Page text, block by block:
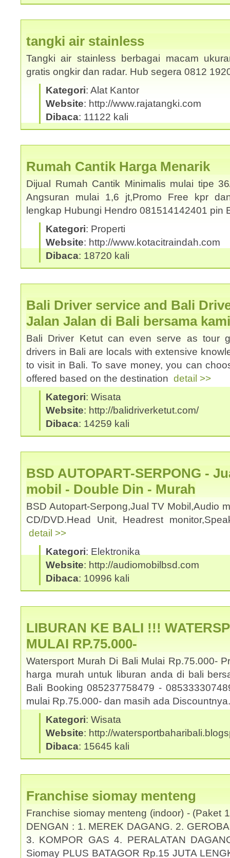
tangki air stainless
Tangki air stainless berbagai macam
gratis ongkir dan radar. Hub segera 0812
Kategori: Alat Kantor
Website: http://www.rajatangki.com
Dibaca: 11122 kali
Rumah Cantik Harga Menarik
Dijual Rumah Cantik Minimalis mulai tipe
Angsuran mulai 1,6 jt,Promo Free kpr
lengkap Hubungi Hendro 081514142401
Kategori: Properti
Website: http://www.kotacitraindah.com
Dibaca: 18720 kali
Bali Driver service and Bali
Jalan Jalan di Bali bersama kami
Bali Driver Ketut can even serve as tour
drivers in Bali are locals with extensive
to visit in Bali. To save money, you can
offered based on the destination detail >>
Kategori: Wisata
Website: http://balidriverketut.com/
Dibaca: 14259 kali
BSD AUTOPART-SERPONG -
mobil - Double Din - Murah
BSD Autopart-Serpong,Jual TV Mobil,Audio
CD/DVD.Head Unit, Headrest
detail >>
Kategori: Elektronika
Website: http://audiomobilbsd.com
Dibaca: 10996 kali
LIBURAN KE BALI !!!
MULAI RP.75.000-
Watersport Murah Di Bali Mulai Rp.75.000-
harga murah untuk liburan anda di bali
Bali Booking 085237758479 -
mulai Rp.75.000- dan masih ada
Kategori: Wisata
Website: http://
Dibaca: 15645 kali
Franchise siomay menteng
Franchise siomay menteng (indoor) - (Paket
DENGAN : 1. MEREK DAGANG. 2.
3. KOMPOR GAS 4. PERALATAN
Siomay PLUS BATAGOR Rp.15 JUTA